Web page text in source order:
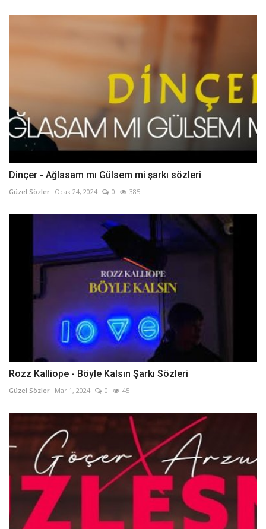
Dinçer - Ağlasam mı Gülsem mi şarkı sözleri
Güzel Sözler Ocak 24, 2024 0 385
Rozz Kalliope - Böyle Kalsın Şarkı Sözleri
Güzel Sözler Mar 1, 2024 0 45